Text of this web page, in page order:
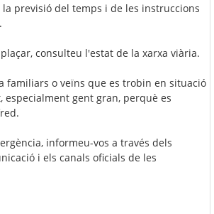
previsió del temps i de les instruccions
consulteu l'estat de la xarxa viària.
familiars o veïns que es trobin en situació
gent gran, perquè es
informeu-vos a través dels
i els canals oficials de les